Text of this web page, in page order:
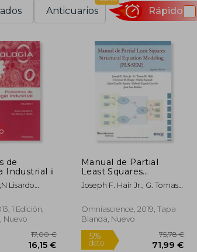
Anticuarios Rápido
de
Industrial ii
Lisardo
1 Edición,
Nuevo
Rápido
Manual de Partial
Least Squares
Structural Equation
Modeling
Joseph F. Hair Jr.; G. Tomas
Marko Sarstedt; Julen
Castillo Apraiz; Gabriel A.
Cepeda Carrión; José Luis
Roldán Salgueiro
Omniascience, 2019, Tapa
Blanda, Nuevo